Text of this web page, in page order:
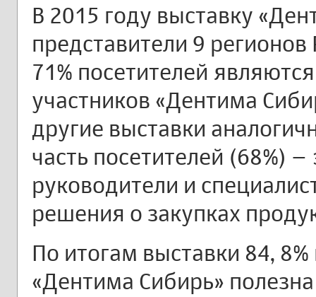
В 2015 году выставку
представители 9
71% посетителей
участников «Дентима
другие выставки
часть посетителей (68%)
руководители и
решения о закупках
По итогам выставки 84,
«Дентима Сибирь»